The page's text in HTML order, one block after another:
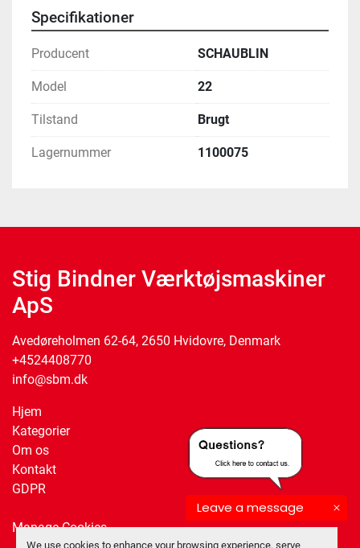
Leave a message
We use cookies to enhance your browsing experience, serve
Specifikationer
Producent SCHAUBLIN
Model 22
Tilstand Brugt
Lagernummer 1100075
Stig Bindner Værktøjsmaskiner
ApS
Avedøreholmen 62-64, 2650 Hvidovre, Denmark
+4524408770
info@sbm.dk
Hjem
Kategorier
Om os
Kontakt
GDPR
Manage Cookies